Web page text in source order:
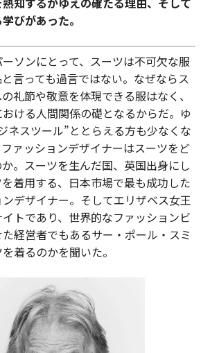
びがあった。
ソンにとって、スーツは不可欠な服
言っても過言ではない。なぜならス
礼節や敬意を体現できる服はなく、
ける人間関係の礎となるからだ。ゆ
ネスツール”ととらえる方も少なくな
ァッションデザイナーはスーツをど
。スーツを生んだ国、英国出身にし
着用する、日本市場で最も成功した
デザイナー。そしてエリザベス女王
トであり、世界的なファッションビ
経営者でもあるサー・ポール・スミ
着るのかを聞いた。